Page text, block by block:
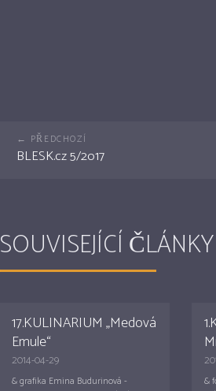
BLESK.cz 5/2o17
SOUVISEJÍCÍ ČLÁNKY
17.KULINARIUM „Medová
Emule“
2014-04-29
& grafika Emina Budurinová -
&